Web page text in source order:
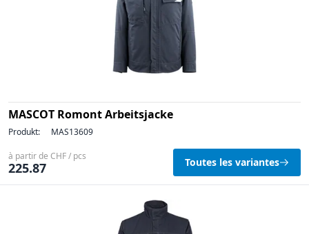
MASCOT Romont Arbeitsjacke
Produkt: MAS13609
à partir de CHF / pcs
225.87 Toutes les variantes